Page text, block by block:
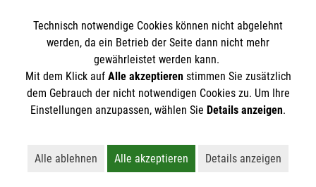
IBAN: DE59 37060120 1201 2168 81
BIC: GENODED1PA7
So finden Sie uns
Bethunestraße 15
58239 Schwerte
Der Malteser Hilfsdienst e.V. ist als eingetragene
Gewerbesteuer befreit.
Technisch notwendige Cookies können nicht abgelehnt
werden, da ein Betrieb der Seite dann nicht mehr
gewährleistet werden kann.
Mit dem Klick auf Alle akzeptierenstimmen Sie zusätzlich
dem Gebrauch der nicht notwendigen Cookies zu. Um Ihre
Einstellungen anzupassen, wählen Sie Details anzeigen.
Alle ablehnen
Lehnt alle nicht-essentiellen Cookies ab
Alle akzeptieren
Akzeptiert alle Cookies
Details anzeigen